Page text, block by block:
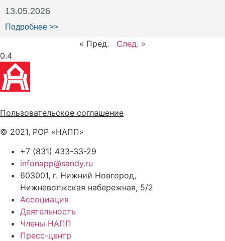
13.05.2026
Подробнее >>
« Пред. След. »
Пользовательское соглашение
© 2021, РОР «НАПП»
+7 (831) 433-33-29
infonapp@sandy.ru
603001, г. Нижний Новгород,
Нижневолжская набережная, 5/2
Ассоциация
Деятельность
Члены НАПП
Пресс-центр